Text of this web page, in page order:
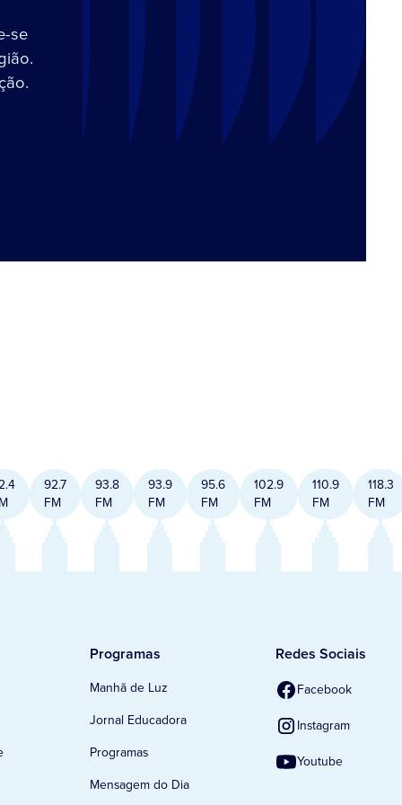
se
92.7
FM
93.8
FM
93.9
FM
95.6
FM
102.9
FM
110.9
FM
118.3
FM
Programas
Manhã de Luz
Jornal Educadora
Programas
Mensagem do Dia
Redes Sociais
Facebook
Instagram
Youtube